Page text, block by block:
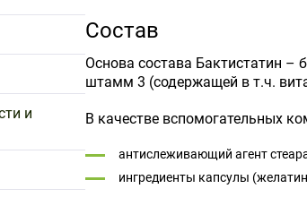
и
Состав
Основа состава Бактистатин –
штамм 3 (содержащей в т.ч.
В качестве вспомогательных
антислеживающий агент
ингредиенты капсулы